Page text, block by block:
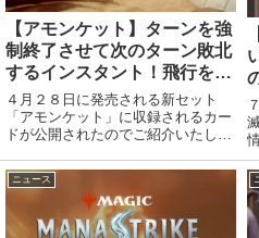
【アモンケット】ターンを強
制終了させて次のターン敗北
するインスタント！飛行を止
めてワームを増やすエンチャ
ント！
４月２８日に発売される新セット
「アモンケット」に収録されるカー
ドが公開されたのでご紹介いたしま
チャーはあなたやあなたがコントロ
ールするPWを攻撃できない。あな
たの終了ステップの開始時に、緑の
5/5のワーム・ク...
ニュース